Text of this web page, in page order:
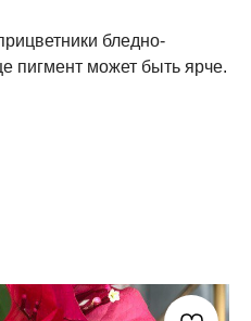
бледно-
пигмент может быть ярче.